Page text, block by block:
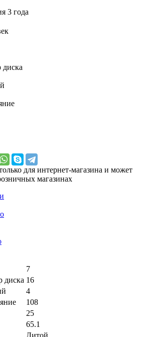
3 года
для интернет-магазина и может
магазинах
7
диска 16
4
108
25
65.1
Литой